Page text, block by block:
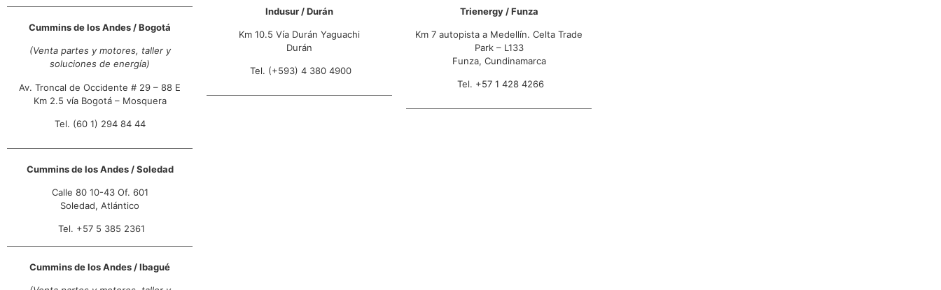
Lun, Mar, Mie, Jue, Vie
Direcciones
Cummins de los Andes /
Avenida Troncal de Occidente # 29–
88E Km 2.5
Mosquera, Cundinamarca
07:00 AM - 05:00 PM
Cummins de los Andes /
Bogotá
Bogotá, Cundinamarca
Cummins de los Andes / Bogotá
(Venta partes y motores, taller y
soluciones de energía)
Av. Troncal de Occidente # 29 – 88 E
Km 2.5 vía Bogotá – Mosquera
Tel. (60 1) 294 84 44
Cummins de los Andes / Soledad
Calle 80 10-43 Of. 601
Soledad, Atlántico
Tel. +57 5 385 2361
Cummins de los Andes / Ibagué
Indusur / Durán
Km 10.5 Vía Durán Yaguachi
Durán
Tel. (+593) 4 380 4900
Trienergy / Funza
Km 7 autopista a Medellín. Celta Trade
Park – L133
Funza, Cundinamarca
Tel. +57 1 428 4266